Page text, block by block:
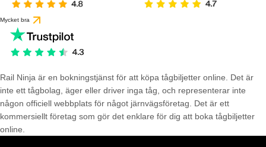
Mycket bra
Rail Ninja är en bokningstjänst för att köpa tågbiljetter online. Det är
inte ett tågbolag, äger eller driver inga tåg, och representerar inte
någon officiell webbplats för något järnvägsföretag. Det är ett
kommersiellt företag som gör det enklare för dig att boka tågbiljetter
online.